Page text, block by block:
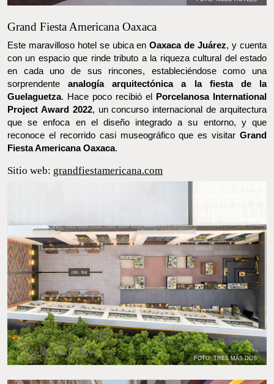
FOTO: NOBU HOTELS
Grand Fiesta Americana Oaxaca
Este maravilloso hotel se ubica enOaxaca de Juárez, y cuenta
con un espacio que rinde tributo a la riqueza cultural del estado
en cada uno de sus rincones, estableciéndose como una
sorprendenteanalogía arquitectónica a la fiesta de la
Guelaguetza
Porcelanosa International
Americana Oaxaca.
Sitio web:grandfiestamericana.com